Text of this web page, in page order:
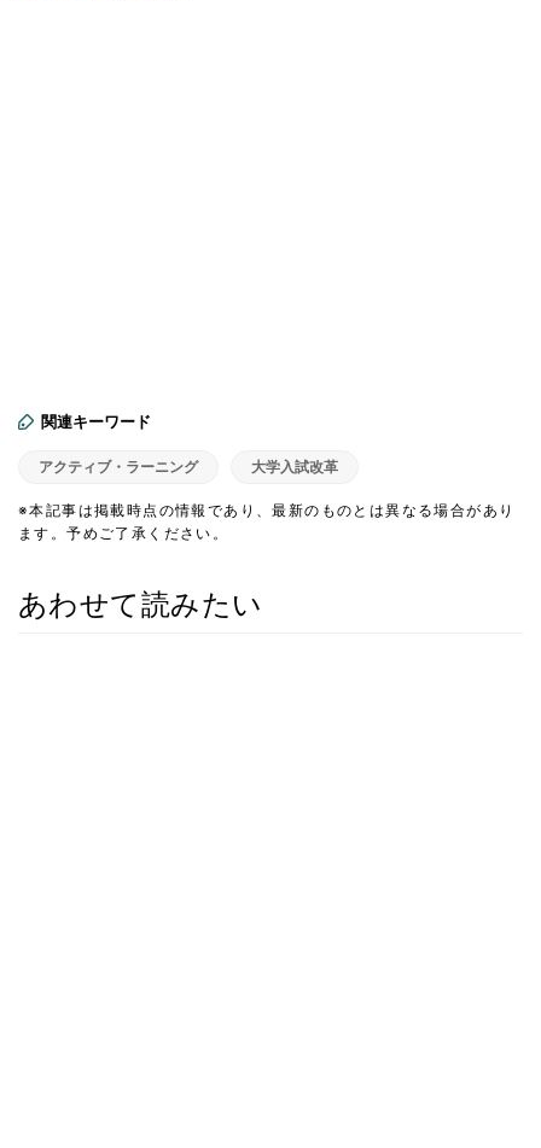
関連キーワード
アクティブ・ラーニング 大学入試改革
※本記事は掲載時点の情報であり、最新のものとは異なる場合があり
ます。予めご了承ください。
あわせて読みたい